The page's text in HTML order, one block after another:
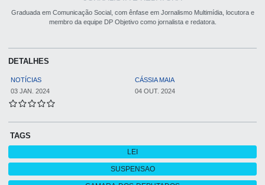
Graduada em Comunicação Social, com ênfase em Jornalismo Multimídia, locutora e
membro da equipe DP Objetivo como jornalista e redatora.
DETALHES
NOTÍCIAS
CÁSSIA MAIA
03 JAN. 2024
04 OUT. 2024
TAGS
LEI
SUSPENSAO